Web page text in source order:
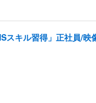
スキル習得」正社員/